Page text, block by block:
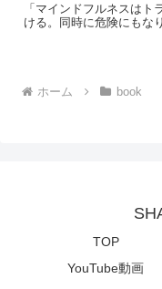
「マインドフルネスはト
ける。同時に危険にもな
ホーム book
TOP
YouTube動画